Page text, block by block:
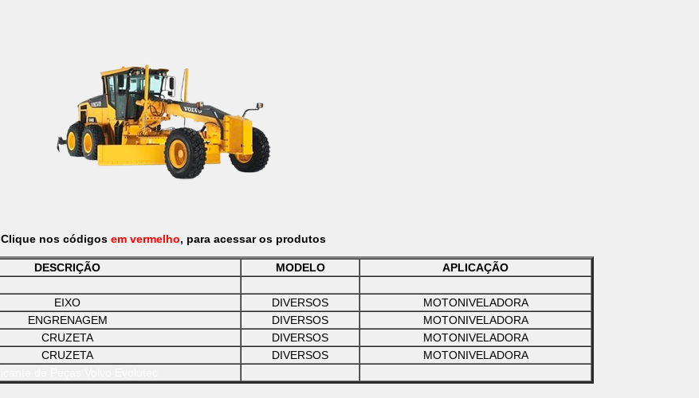
Clique nos códigos em vermelho, para acessar os produtos
DESCRIÇÃO MODELO APLICAÇÃO
EIXO DIVERSOS
MOTONIVELADORA
ENGRENAGEM DIVERSOS
MOTONIVELADORA
CRUZETA DIVERSOS
MOTONIVELADORA
CRUZETA DIVERSOS
MOTONIVELADORA